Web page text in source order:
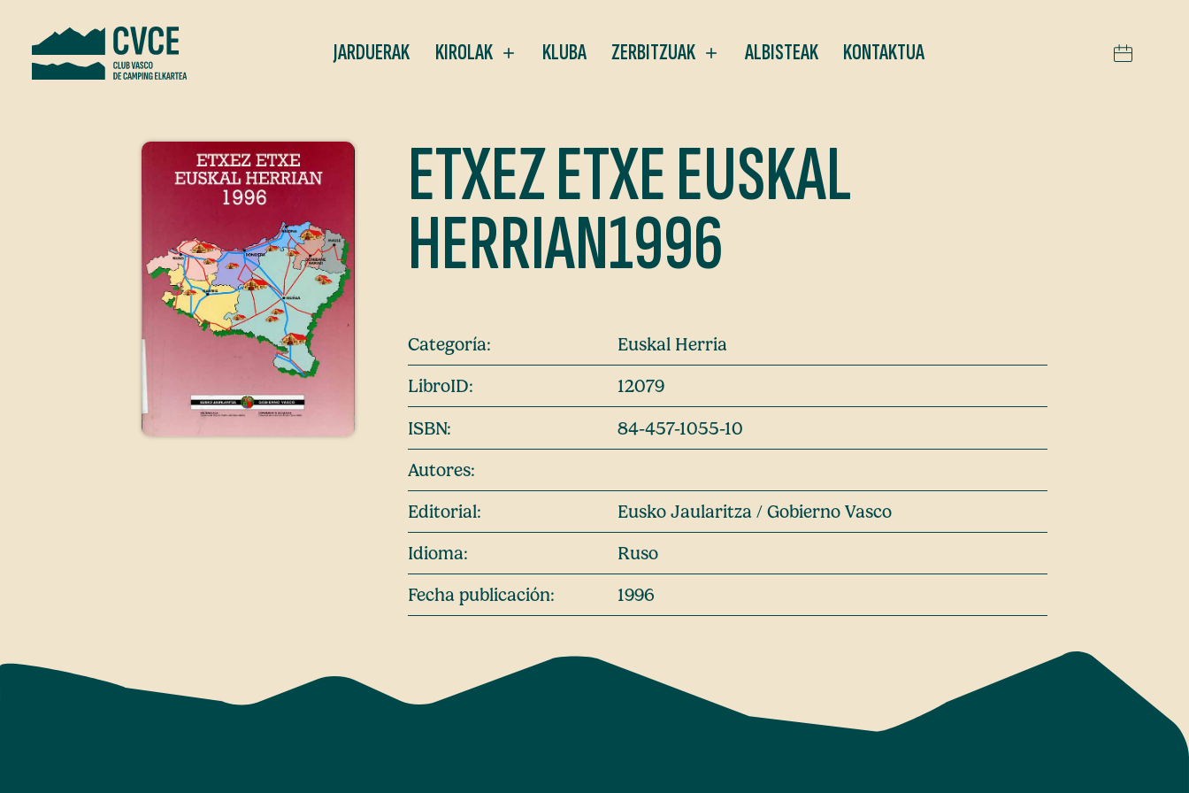
JARDUERAK KIROLAK KLUBA ZERBITZUAK ALBISTEAK KONTAKTUA
ETXEZ ETXE EUSKAL
HERRIAN1996
Categoría:
Euskal Herria
LibroID:
12079
ISBN:
84-457-1055-10
Autores:
Editorial:
Eusko Jaularitza / Gobierno Vasco
Idioma:
Ruso
Fecha publicación:
1996